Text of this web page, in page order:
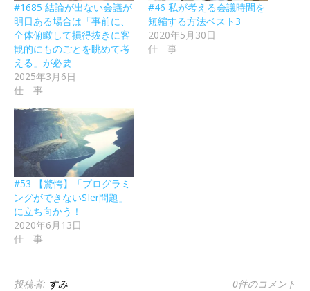
#1685 結論が出ない会議が
明日ある場合は「事前に、
全体俯瞰して損得抜きに客
観的にものごとを眺めて考
える」が必要
2025年3月6日
仕 事
#46 私が考える会議時間を
短縮する方法ベスト3
2020年5月30日
仕 事
#53 【驚愕】「プログラミ
ングができないSIer問題」
に立ち向かう！
2020年6月13日
仕 事
投稿者: すみ 0件のコメント